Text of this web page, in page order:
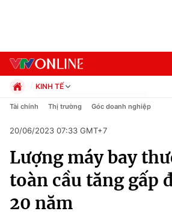
Chuyên mục
Chính trị
Xã hội
KINH TẾ
Chính trị
Pháp luật
Kinh tế
Thể thao
Truyền hình
Văn hóa - Giải trí
Tài chính Thị trường Góc doanh nghiệp
20/06/2023 07:33 GMT+7
Lượng máy bay
toàn cầu tăng gấp
20 năm